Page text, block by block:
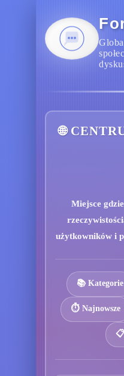
🌐
Miejsce
użytkowników i
📚 Kategorie
⏱️ Najnowsze